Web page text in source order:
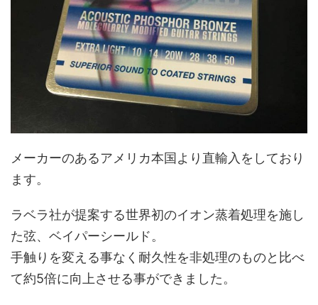
メーカーのあるアメリカ本国より直輸入をしており
ます。
ラベラ社が提案する世界初のイオン蒸着処理を施し
た弦、ベイパーシールド。
手触りを変える事なく耐久性を非処理のものと比べ
て約5倍に向上させる事ができました。